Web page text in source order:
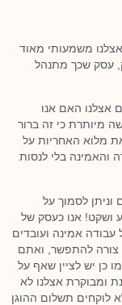
משמעותי מאוד
עסק שכך מתנהל
אצלנו האם אנו
מיותרת כי זה ברור
מלוא האחריות על
והאמינה בלי לנסות
וניתן לסמוך על
ושקט! אנו כעסק של
עבודה אמינה ועובדים
צורה להתפשר, ואתם
כן יש לציין שאף על
ומבוקרת אצלנו לא
לוקחים תשלום ההוגן